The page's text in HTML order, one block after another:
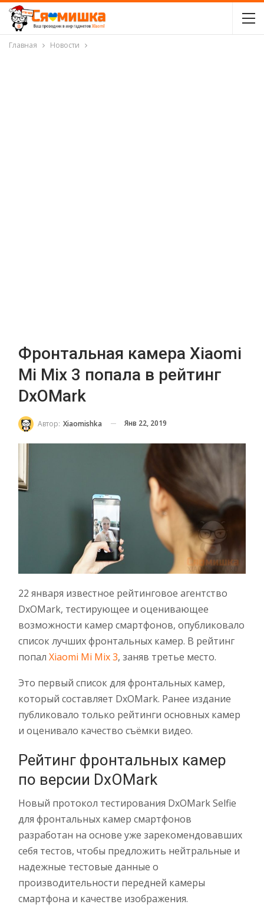
Главная Новости
Фронтальная камера Xiaomi
Mi Mix 3 попала в рейтинг
DxOМark
Автор: Xiaomishka Янв 22, 2019
22 января известное рейтинговое агентство
DxOMark, тестирующее и оценивающее
возможности камер смартфонов, опубликовало
список лучших фронтальных камер. В рейтинг
попал Xiaomi Mi Mix 3, заняв третье место.
Это первый список для фронтальных камер,
который составляет DxOMark. Ранее издание
публиковало только рейтинги основных камер
и оценивало качество съёмки видео.
Рейтинг фронтальных камер
по версии DxOMark
Новый протокол тестирования DxOMark Selfie
для фронтальных камер смартфонов
разработан на основе уже зарекомендовавших
себя тестов, чтобы предложить нейтральные и
надежные тестовые данные о
производительности передней камеры
смартфона и качестве изображения.